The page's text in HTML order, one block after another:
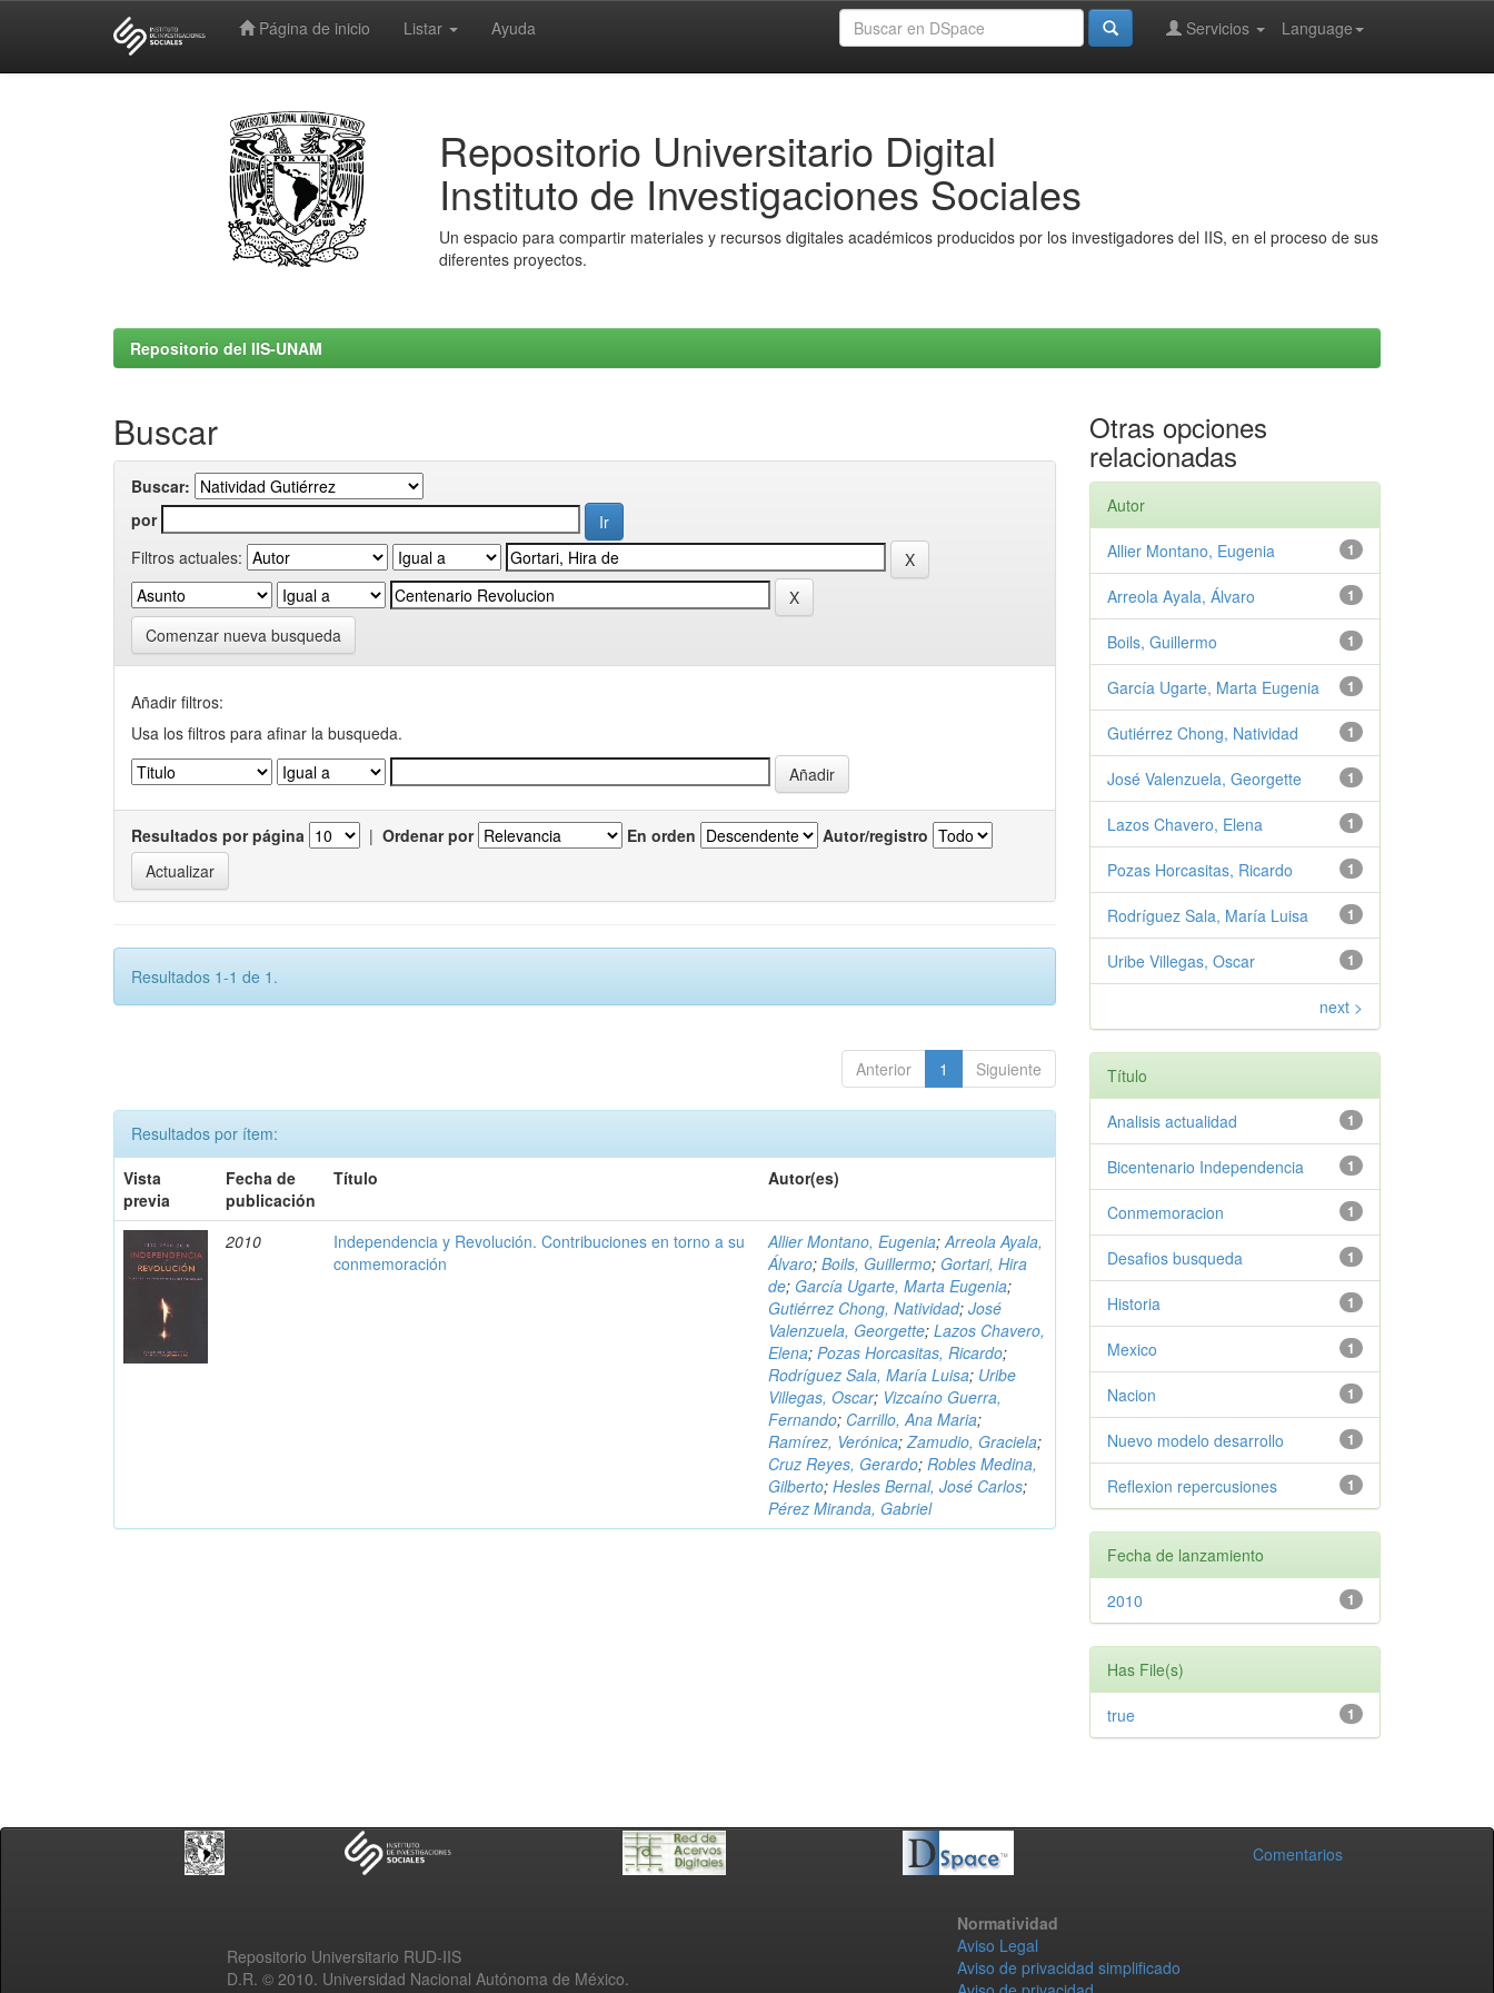
Página de inicio Listar Ayuda Language
Servicios
Repositorio Universitario Digital
Instituto de Investigaciones Sociales
Un espacio para compartir materiales y recursos digitales académicos producidos por los investigadores del IIS, en el proceso de sus
diferentes proyectos.
Repositorio del IIS-UNAM
Buscar
Buscar:
por
Filtros actuales:
Comenzar nueva busqueda
Añadir filtros:
Usa los filtros para afinar la busqueda.
Resultados por página | Ordenar por En orden Autor/registro
Resultados 1-1 de 1.
Anterior 1 Siguiente
Resultados por ítem:
Vista
previa
Fecha de
publicación
Título Autor(es)
2010
Independencia y Revolución. Contribuciones en torno a su
conmemoración
Allier Montano, Eugenia;Arreola Ayala,
Álvaro;Boils, Guillermo; Gortari, Hira
de; García Ugarte, Marta Eugenia;
Gutiérrez Chong, Natividad;José
Valenzuela, Georgette;Lazos Chavero,
Elena;Pozas Horcasitas, Ricardo;
Rodríguez Sala, María Luisa; Uribe
Villegas, Oscar; Vizcaíno Guerra,
Fernando; Carrillo, Ana Maria;
Ramírez, Verónica;Zamudio, Graciela;
Cruz Reyes, Gerardo;Robles Medina,
Gilberto;Hesles Bernal, José Carlos;
Pérez Miranda, Gabriel
Otras opciones
relacionadas
Autor
1
Allier Montano, Eugenia
1
Arreola Ayala, Álvaro
1
Boils, Guillermo
1
García Ugarte, Marta Eugenia
1
Gutiérrez Chong, Natividad
1
José Valenzuela, Georgette
1
Lazos Chavero, Elena
1
Pozas Horcasitas, Ricardo
1
Rodríguez Sala, María Luisa
1
Uribe Villegas, Oscar
next >
Título
1
Analisis actualidad
1
Bicentenario Independencia
1
Conmemoracion
1
Desafios busqueda
1
Historia
1
Mexico
1
Nacion
1
Nuevo modelo desarrollo
1
Reflexion repercusiones
Fecha de lanzamiento
1
2010
Has File(s)
1
true
Comentarios
Repositorio Universitario RUD-IIS
D.R. © 2010. Universidad Nacional Autónoma de México.
Normatividad
Aviso Legal
Aviso de privacidad simplificado